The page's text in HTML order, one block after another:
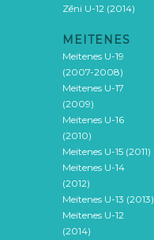
Zēni U-12 (2014)
MEITENES
Meitenes U-19
(2007-2008)
Meitenes U-17
(2009)
Meitenes U-16
(2010)
Meitenes U-15 (2011)
Meitenes U-14
(2012)
Meitenes U-13 (2013)
Meitenes U-12
(2014)